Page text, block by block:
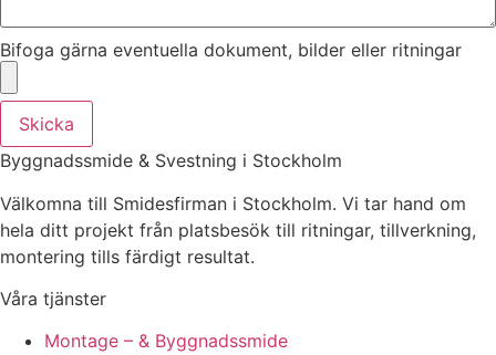
Bifoga gärna eventuella dokument, bilder eller ritningar
Skicka
Byggnadssmide & Svestning i Stockholm
Välkomna till Smidesfirman i Stockholm. Vi tar hand om
hela ditt projekt från platsbesök till ritningar, tillverkning,
montering tills färdigt resultat.
Våra tjänster
Montage – & Byggnadssmide